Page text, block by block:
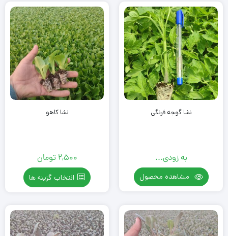
نشا گوجه فرنگی
به زودی...
مشاهده محصول
نشا کاهو
2,500 تومان
انتخاب گزینه ها